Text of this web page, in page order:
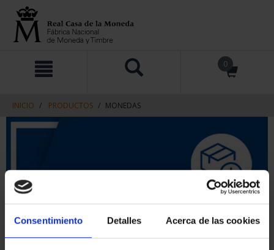
Consentimiento Detalles Acerca de las cookies
contenido
navegacin
0
INICIO PRODUCTOS MONEDAS